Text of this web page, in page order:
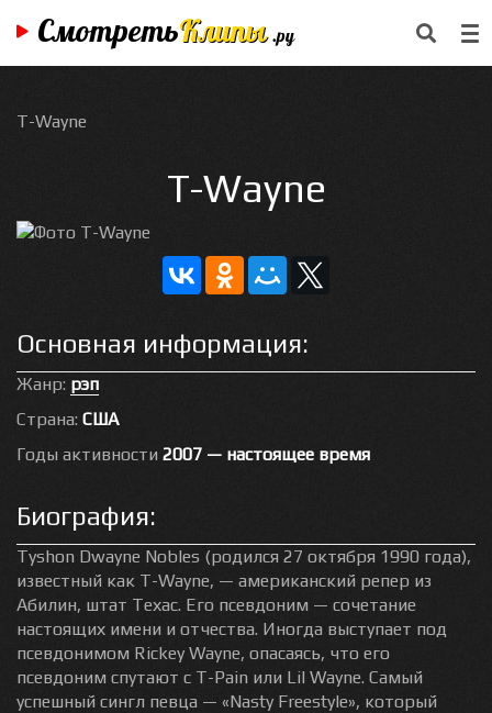
СмотретьКлипы .ру
T-Wayne
T-Wayne
Основная информация:
Жанр: рэп
Страна: США
Годы активности 2007 — настоящее время
Биография:
Tyshon Dwayne Nobles (родился 27 октября 1990 года),
известный как T-Wayne, — американский репер из
Абилин, штат Техас. Его псевдоним — сочетание
настоящих имени и отчества. Иногда выступает под
псевдонимом Rickey Wayne, опасаясь, что его
псевдоним спутают с T-Pain или Lil Wayne. Самый
успешный сингл певца — «Nasty Freestyle», который